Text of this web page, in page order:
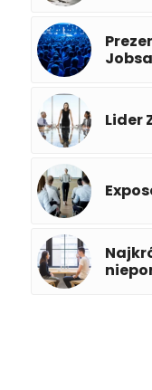
Jobsa
Lider